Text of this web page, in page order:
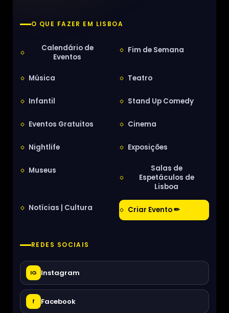
O QUE FAZER EM LISBOA
Calendário de
Eventos
Fim de Semana
Música Teatro
Infantil Stand Up Comedy
Eventos Gratuitos Cinema
Nightlife Exposições
Museus
Salas de
Espetáculos de
Lisboa
Notícias | Cultura Criar Evento ✏
REDES SOCIAIS
IG Instagram
f Facebook